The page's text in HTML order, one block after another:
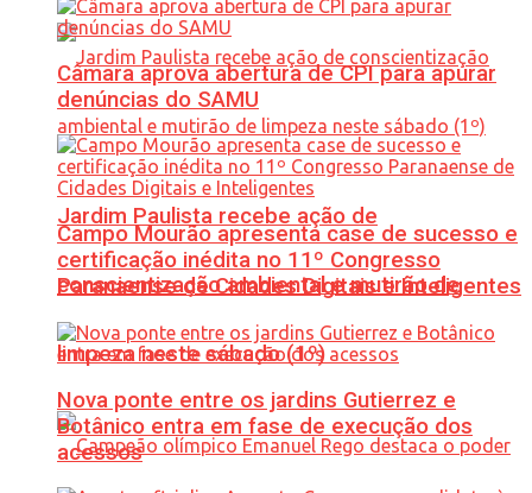
Jardim Paulista recebe ação de
conscientização ambiental e mutirão de
limpeza neste sábado (1º)
Câmara aprova abertura de CPI para apurar
denúncias do SAMU
Campo Mourão apresenta case de sucesso e
certificação inédita no 11º Congresso
Paranaense de Cidades Digitais e Inteligentes
Nova ponte entre os jardins Gutierrez e
Botânico entra em fase de execução dos
acessos